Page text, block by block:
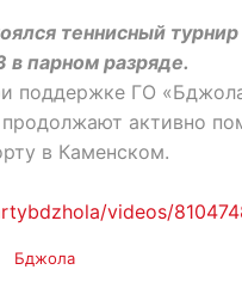
теннисный турнир
парном разряде.
поддержке ГО
активно
в Каменском.
videos/
Бджола